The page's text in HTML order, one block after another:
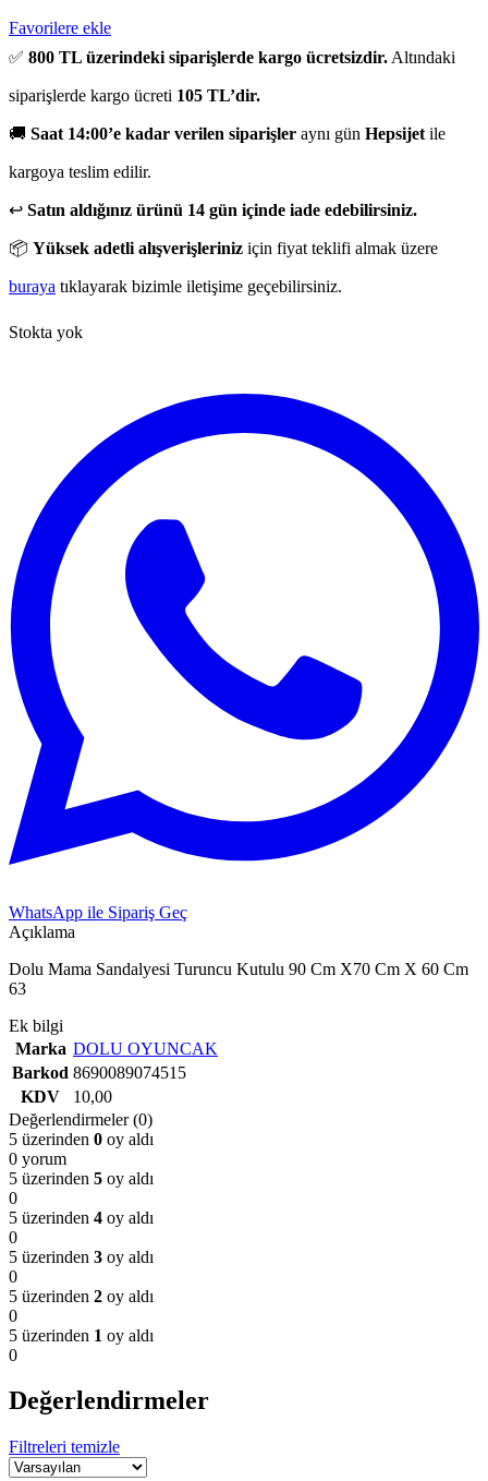
Favorilere ekle
✅ 800 TL üzerindeki siparişlerde kargo ücretsizdir. Altındaki
siparişlerde kargo ücreti 105 TL’dir.
🚚 Saat 14:00’e kadar verilen siparişler aynı gün Hepsijet ile
kargoya teslim edilir.
↩️ Satın aldığınız ürünü 14 gün içinde iade edebilirsiniz.
📦 Yüksek adetli alışverişleriniz için fiyat teklifi almak üzere
buraya tıklayarak bizimle iletişime geçebilirsiniz.
Stokta yok
WhatsApp ile Sipariş Geç
Açıklama
Dolu Mama Sandalyesi Turuncu Kutulu 90 Cm X70 Cm X 60 Cm
63
Ek bilgi
Marka DOLU OYUNCAK
Barkod 8690089074515
KDV
10,00
Değerlendirmeler (0)
5 üzerinden 0 oy aldı
0 yorum
5 üzerinden 5 oy aldı
0
5 üzerinden 4 oy aldı
0
5 üzerinden 3 oy aldı
0
5 üzerinden 2 oy aldı
0
5 üzerinden 1 oy aldı
0
Değerlendirmeler
Filtreleri temizle